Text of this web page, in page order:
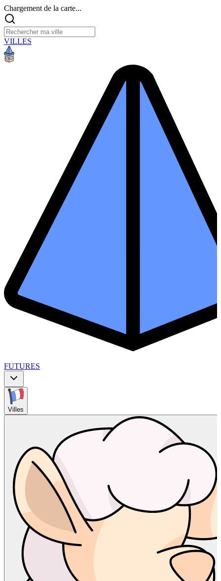
Chargement de la carte...
VILLES
FUTURES
Villes